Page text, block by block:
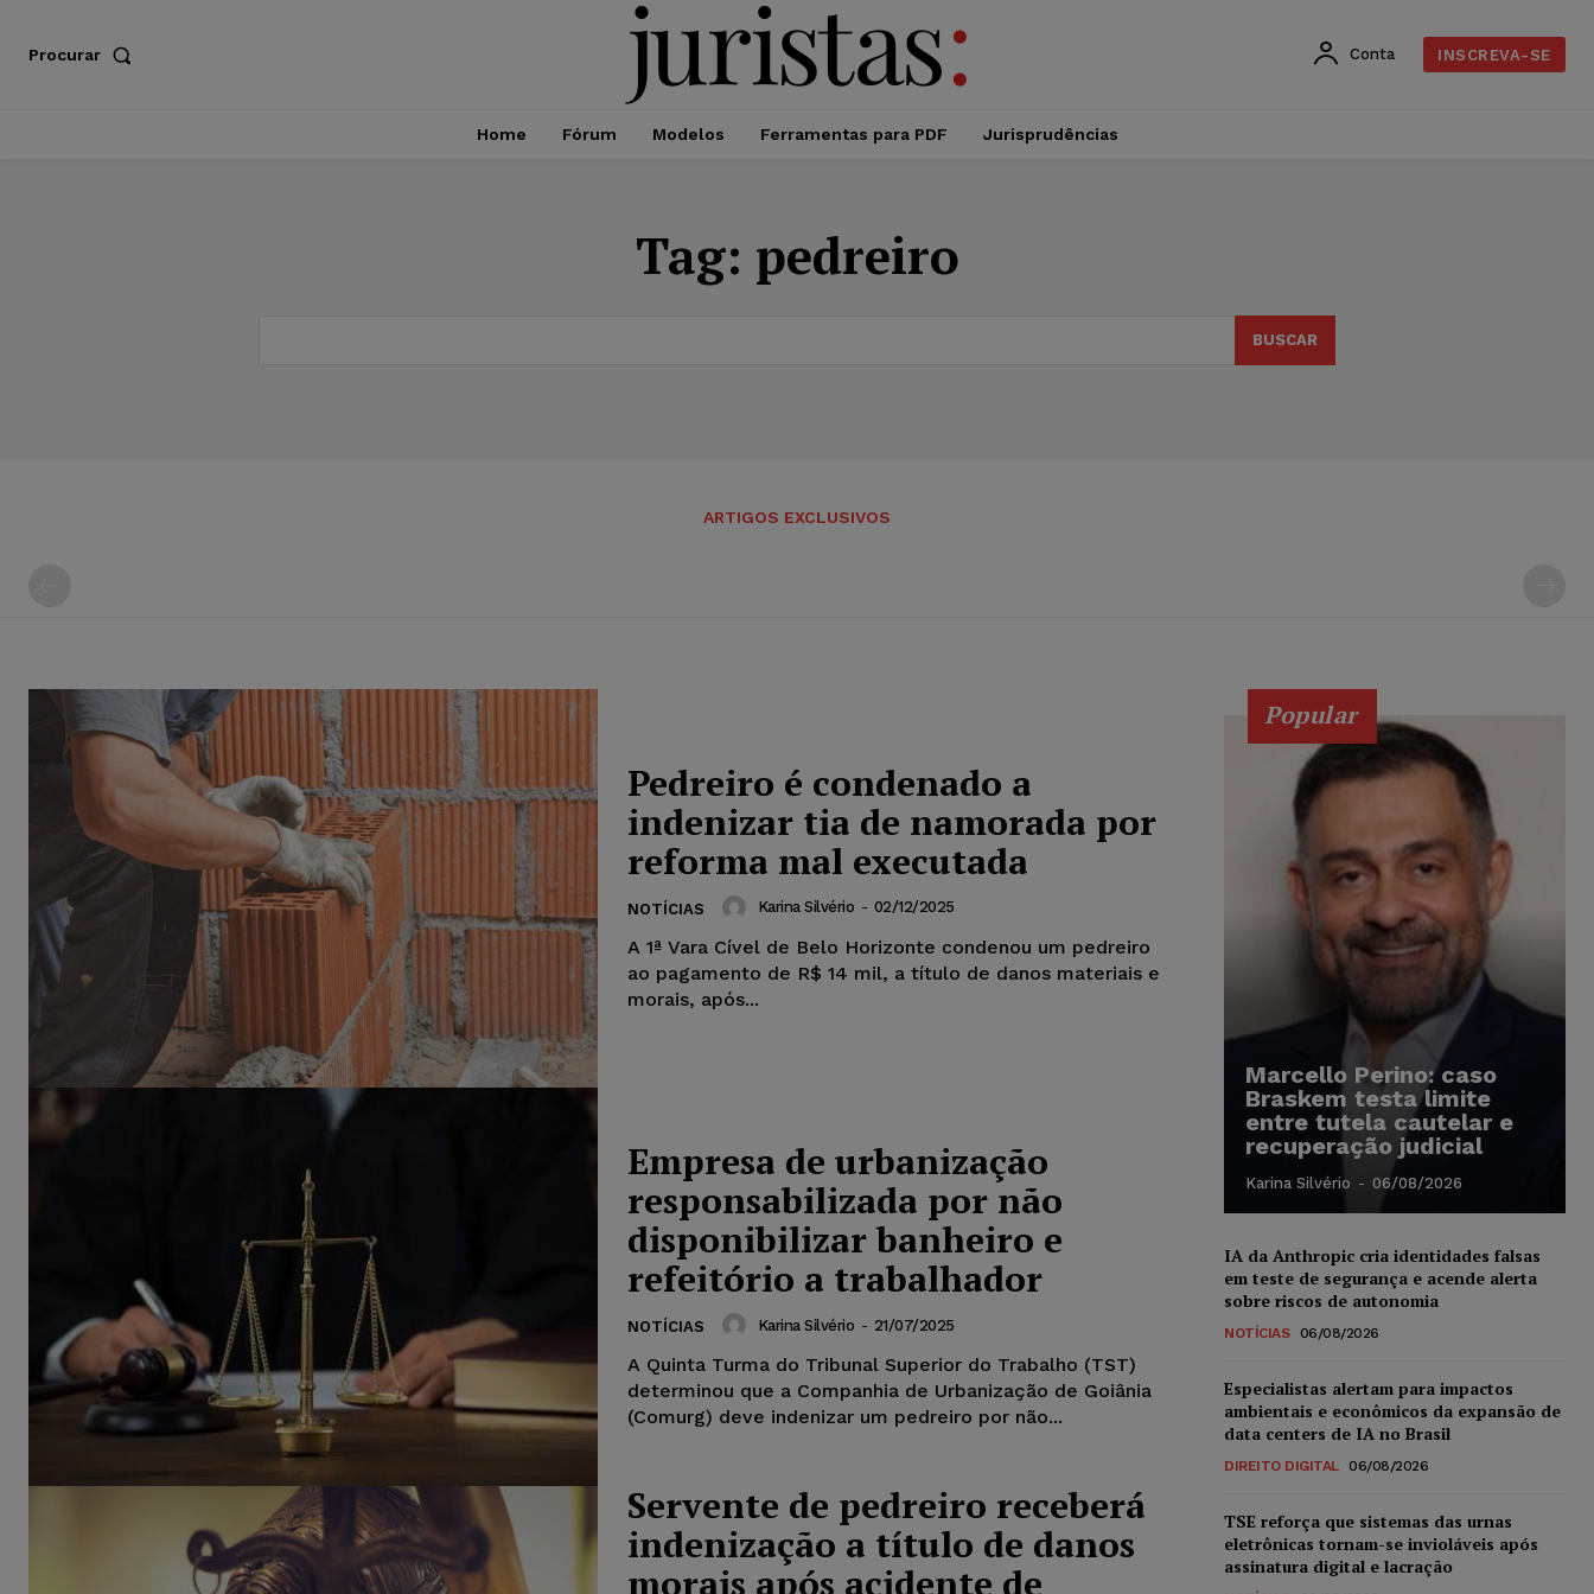
Procurar Conta INSCREVA-SE
Home Fórum Modelos Ferramentas para PDF Jurisprudências
Tag: pedreiro
BUSCAR
ARTIGOS EXCLUSIVOS
Pedreiro é condenado a
indenizar tia de namorada por
reforma mal executada
NOTÍCIAS Karina Silvério - 02/12/2025
A 1ª Vara Cível de Belo Horizonte condenou um pedreiro
ao pagamento de R$ 14 mil, a título de danos materiais e
morais, após...
Empresa de urbanização
responsabilizada por não
disponibilizar banheiro e
refeitório a trabalhador
NOTÍCIAS Karina Silvério - 21/07/2025
A Quinta Turma do Tribunal Superior do Trabalho (TST)
determinou que a Companhia de Urbanização de Goiânia
(Comurg) deve indenizar um pedreiro por não...
Servente de pedreiro receberá
indenização a título de danos
morais após acidente de
Popular
Marcello Perino: caso
Braskem testa limite
entre tutela cautelar e
recuperação judicial
Karina Silvério - 06/08/2026
IA da Anthropic cria identidades falsas
em teste de segurança e acende alerta
sobre riscos de autonomia
NOTÍCIAS 06/08/2026
Especialistas alertam para impactos
ambientais e econômicos da expansão de
data centers de IA no Brasil
DIREITO DIGITAL 06/08/2026
TSE reforça que sistemas das urnas
eletrônicas tornam-se invioláveis após
assinatura digital e lacração